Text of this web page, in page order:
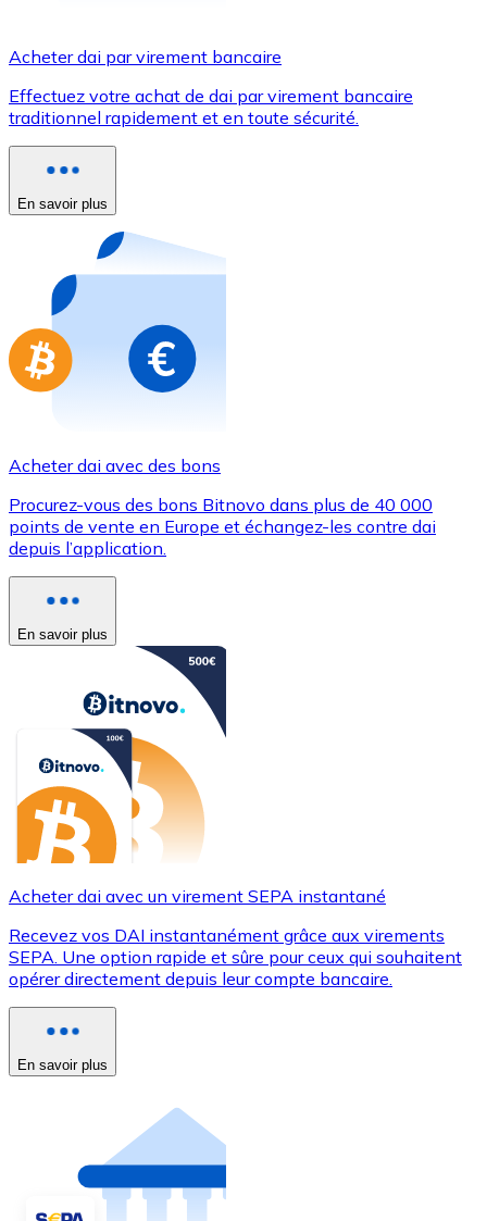
Utilisez les cartes Visa et Mastercard pour acheter
Acheter avec carte
Nouveau
Achetez des cartes-cadeaux de vos marques
Aller à la boutique de cartes-cadeaux
Acheter dai par virement bancaire
Effectuez votre achat de dai par virement bancaire
traditionnel rapidement et en toute sécurité.
En savoir plus
Acheter dai avec des bons
Procurez-vous des bons Bitnovo dans plus de 40 000
points de vente en Europe et échangez-les contre dai
depuis l’application.
En savoir plus
Acheter dai avec un virement SEPA instantané
Recevez vos DAI instantanément grâce aux virements
SEPA. Une option rapide et sûre pour ceux qui souhaitent
opérer directement depuis leur compte bancaire.
En savoir plus